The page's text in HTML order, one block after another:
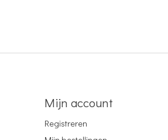
Mijn account
Registreren